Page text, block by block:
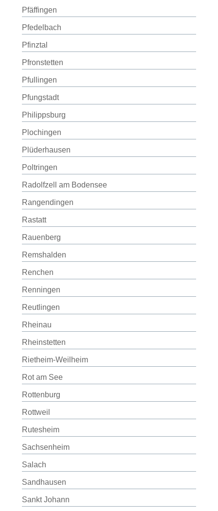
Pfäffingen
Pfedelbach
Pfinztal
Pfronstetten
Pfullingen
Pfungstadt
Philippsburg
Plochingen
Plüderhausen
Poltringen
Radolfzell am Bodensee
Rangendingen
Rastatt
Rauenberg
Remshalden
Renchen
Renningen
Reutlingen
Rheinau
Rheinstetten
Rietheim-Weilheim
Rot am See
Rottenburg
Rottweil
Rutesheim
Sachsenheim
Salach
Sandhausen
Sankt Johann